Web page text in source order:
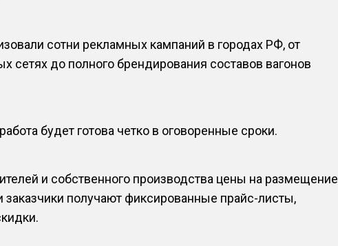
сотни рекламных кампаний в городах РФ, от
сетях до полного брендирования составов вагонов
будет готова четко в оговоренные сроки.
и собственного производства цены на размещение
получают фиксированные прайс-листы,